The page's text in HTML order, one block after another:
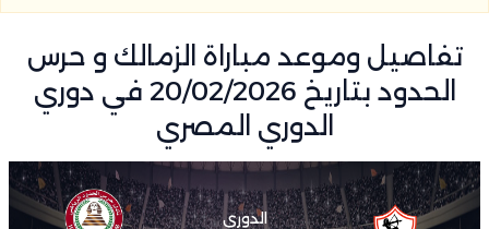
تفاصيل وموعد مباراة الزمالك و حرس
الحدود بتاريخ 20/02/2026 في دوري
الدوري المصري
الدوري